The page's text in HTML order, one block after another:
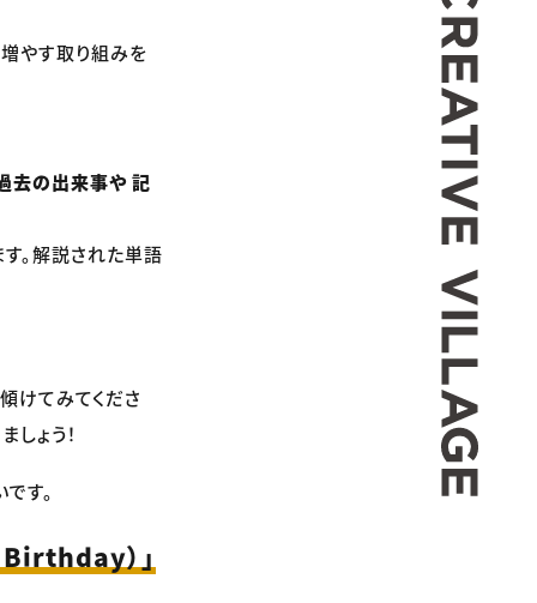
やす取り組みを
去の出来事や 記
。解説された単語
けてみてくださ
ょう！
す。
）」